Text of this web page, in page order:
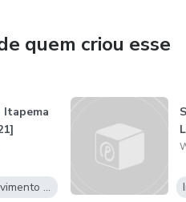
quem criou esse
Itapema
Desenvolvimento Pessoal